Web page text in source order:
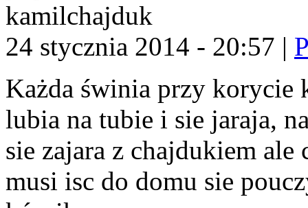
kamilchajduk
24 stycznia 2014 - 20:57 |
Każda świnia przy korycie
lubia na tubie i sie jaraja,
sie zajara z chajdukiem
musi isc do domu sie